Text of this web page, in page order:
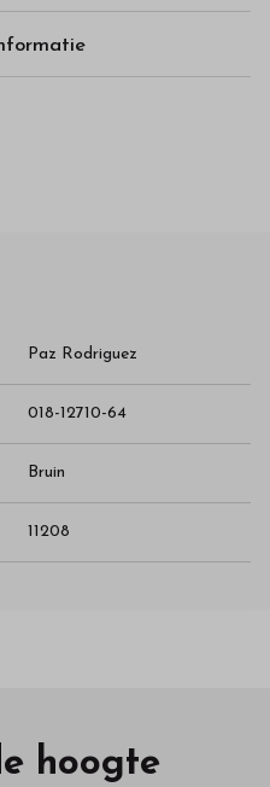
Paz Rodriguez
018-12710-64
Bruin
11208
hoogte